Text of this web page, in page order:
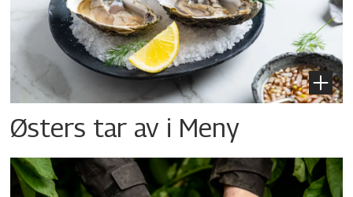
Østers tar av i Meny